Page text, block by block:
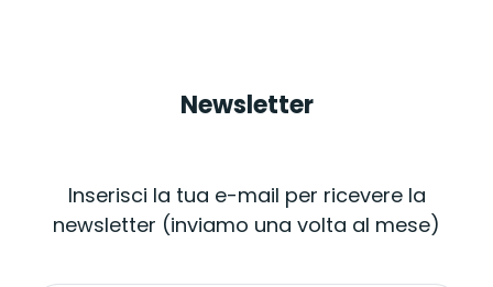
Newsletter
Inserisci la tua e-mail per ricevere la
newsletter (inviamo una volta al mese)